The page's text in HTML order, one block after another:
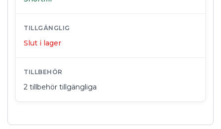
TILLGÄNGLIG
Slut i lager
TILLBEHÖR
2 tillbehör tillgängliga